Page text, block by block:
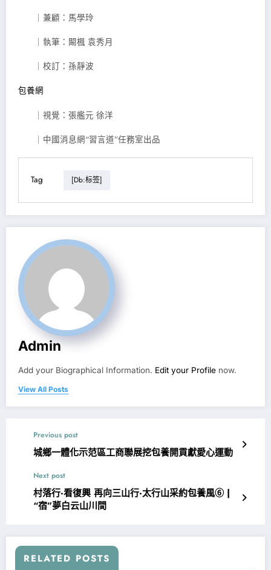
｜兼顧：馬學玲
｜執筆：闞楓 袁秀月
｜校訂：孫靜波
包養網
｜視覺：張艦元 徐洋
｜中國消息網“習言道”任務室出品
Tag [db:标签]
Admin
Add your Biographical Information. Edit your Profile now.
View All Posts
Previous post
城鄉一體化示范區工商聯展挖包養開貢獻愛心運動
Next post
村落行·看復興 再向三山行·太行山采約包養風⑥ |
“宿”夢白云山川間
RELATED POSTS